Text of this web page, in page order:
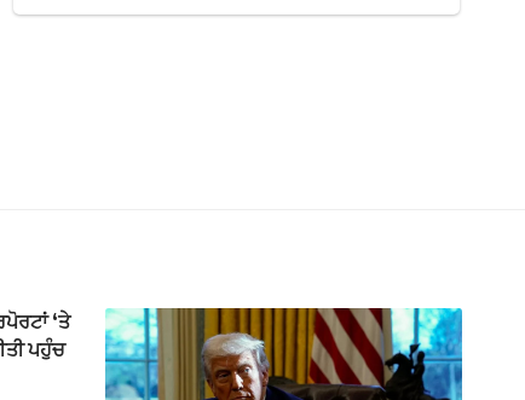
‘ਤੇ
ਪਹੁੰਚ